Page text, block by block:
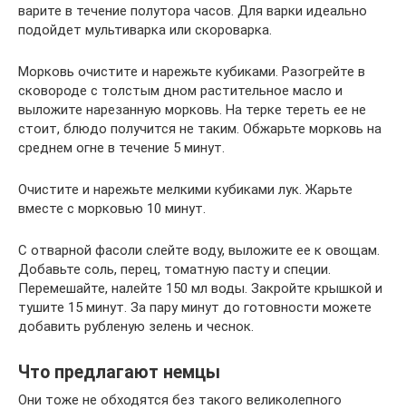
варите в течение полутора часов. Для варки идеально
подойдет мультиварка или скороварка.
Морковь очистите и нарежьте кубиками. Разогрейте в
сковороде с толстым дном растительное масло и
выложите нарезанную морковь. На терке тереть ее не
стоит, блюдо получится не таким. Обжарьте морковь на
среднем огне в течение 5 минут.
Очистите и нарежьте мелкими кубиками лук. Жарьте
вместе с морковью 10 минут.
С отварной фасоли слейте воду, выложите ее к овощам.
Добавьте соль, перец, томатную пасту и специи.
Перемешайте, налейте 150 мл воды. Закройте крышкой и
тушите 15 минут. За пару минут до готовности можете
добавить рубленую зелень и чеснок.
Что предлагают немцы
Они тоже не обходятся без такого великолепного